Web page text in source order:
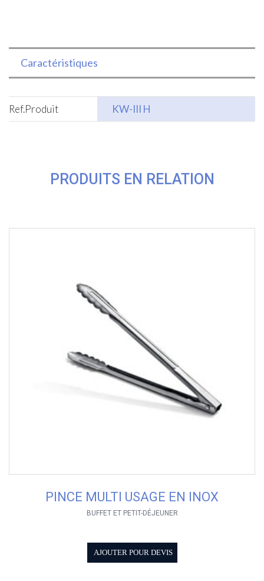
Caractéristiques
Ref.Produit KW-III H
PRODUITS EN RELATION
PINCE MULTI USAGE EN INOX
BUFFET ET PETIT-DÉJEUNER
AJOUTER POUR DEVIS